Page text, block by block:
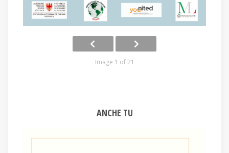
Image 1 of 21
ANCHE TU